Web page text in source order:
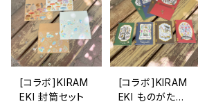
[コラボ]KIRAM
EKI 封筒セット
[コラボ]KIRAM
EKI ものがたり